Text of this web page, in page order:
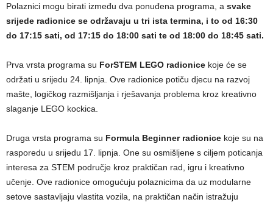
Polaznici mogu birati između dva ponuđena programa, a svake
srijede radionice se održavaju u tri ista termina, i to od 16:30
do 17:15 sati, od 17:15 do 18:00 sati te od 18:00 do 18:45 sati.
Prva vrsta programa su ForSTEM LEGO radionice koje će se
održati u srijedu 24. lipnja. Ove radionice potiču djecu na razvoj
mašte, logičkog razmišljanja i rješavanja problema kroz kreativno
slaganje LEGO kockica.
Druga vrsta programa su Formula Beginner radionice koje su na
rasporedu u srijedu 17. lipnja. One su osmišljene s ciljem poticanja
interesa za STEM područje kroz praktičan rad, igru i kreativno
učenje. Ove radionice omogućuju polaznicima da uz modularne
setove sastavljaju vlastita vozila, na praktičan način istražuju